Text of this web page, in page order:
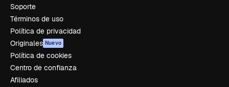
Soporte
Términos de uso
Política de privacidad
Originales Nuevo
Política de cookies
Centro de confianza
Afiliados